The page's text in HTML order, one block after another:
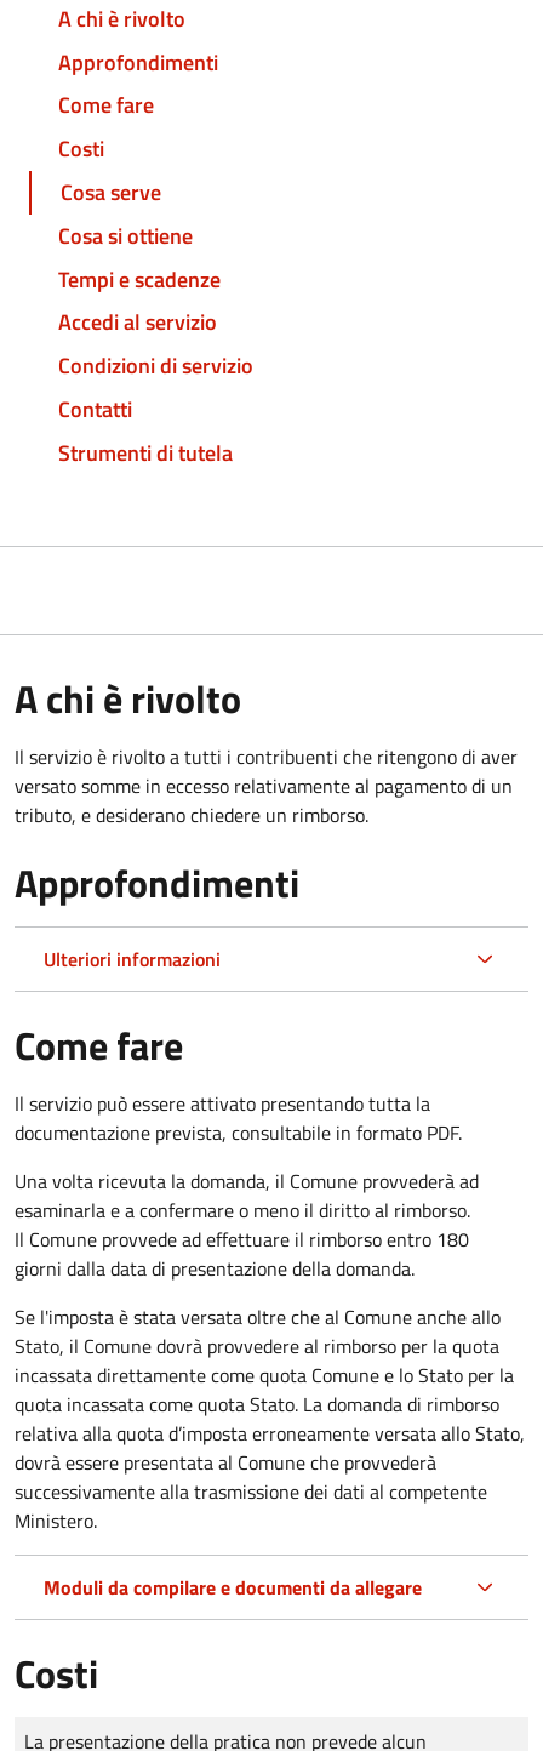
A chi è rivolto
Approfondimenti
Come fare
Costi
Cosa serve
Cosa si ottiene
Tempi e scadenze
Accedi al servizio
Condizioni di servizio
Contatti
Strumenti di tutela
A chi è rivolto
Il servizio è rivolto a tutti i contribuenti che ritengono di aver
versato somme in eccesso relativamente al pagamento di un
tributo, e desiderano chiedere un rimborso.
Approfondimenti
Ulteriori informazioni
Come fare
Il servizio può essere attivato presentando tutta la
documentazione prevista, consultabile in formato PDF.
Una volta ricevuta la domanda, il Comune provvederà ad
esaminarla e a confermare o meno il diritto al rimborso.
Il Comune provvede ad effettuare il rimborso entro 180
giorni dalla data di presentazione della domanda.
Se l'imposta è stata versata oltre che al Comune anche allo
Stato, il Comune dovrà provvedere al rimborso per la quota
incassata direttamente come quota Comune e lo Stato per la
quota incassata come quota Stato. La domanda di rimborso
relativa alla quota d’imposta erroneamente versata allo Stato,
dovrà essere presentata al Comune che provvederà
successivamente alla trasmissione dei dati al competente
Ministero.
Moduli da compilare e documenti da allegare
Costi
Tipo di pagamento
Importo
La presentazione della pratica non prevede alcun